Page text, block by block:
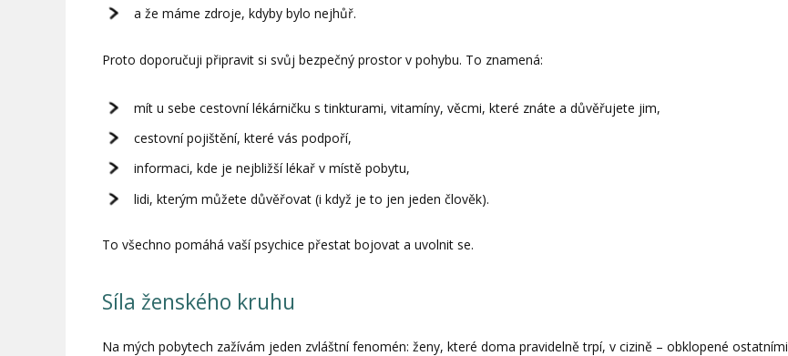
a že máme zdroje, kdyby bylo nejhůř.
Proto doporučuji připravit si svůj bezpečný prostor v pohybu. To znamená:
mít u sebe cestovní lékárničku s tinkturami, vitamíny, věcmi, které znáte a důvěřujete jim,
cestovní pojištění, které vás podpoří,
informaci, kde je nejbližší lékař v místě pobytu,
lidi, kterým můžete důvěřovat (i když je to jen jeden člověk).
To všechno pomáhá vaší psychice přestat bojovat a uvolnit se.
Síla ženského kruhu
Na mých pobytech zažívám jeden zvláštní fenomén: ženy, které doma pravidelně trpí, v cizině – obklopené ostatními